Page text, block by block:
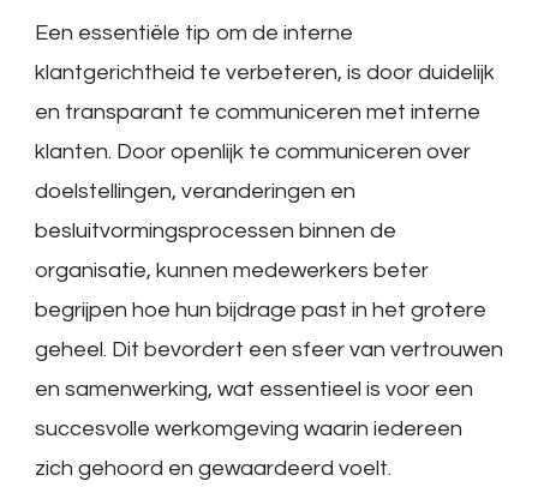
Een essentiële tip om de interne
klantgerichtheid te verbeteren, is door duidelijk
en transparant te communiceren met interne
klanten. Door openlijk te communiceren over
doelstellingen, veranderingen en
besluitvormingsprocessen binnen de
organisatie, kunnen medewerkers beter
begrijpen hoe hun bijdrage past in het grotere
geheel. Dit bevordert een sfeer van vertrouwen
en samenwerking, wat essentieel is voor een
succesvolle werkomgeving waarin iedereen
zich gehoord en gewaardeerd voelt.